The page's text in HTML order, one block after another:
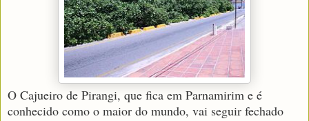
O Cajueiro de Pirangi, que fica em Parnamirim e é
conhecido como o maior do mundo, vai seguir fechado